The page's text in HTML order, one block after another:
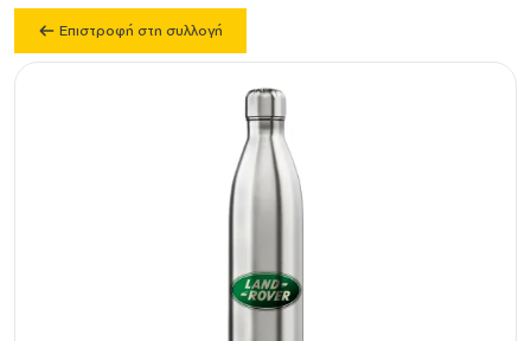
Επιστροφή στη συλλογή